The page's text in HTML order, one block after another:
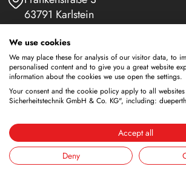
63791 Karlstein
Deutschland
Social Media
LinkedIn
Youtube
Sicherheitsschränke
We use cookies
We may place these for analysis of our visitor data, to
personalised content and to give you a great website
information about the cookies we use open the settings.
Your consent and the cookie policy apply to all
Sicherheitstechnik GmbH & Co. KG", including:
Accept all
Deny